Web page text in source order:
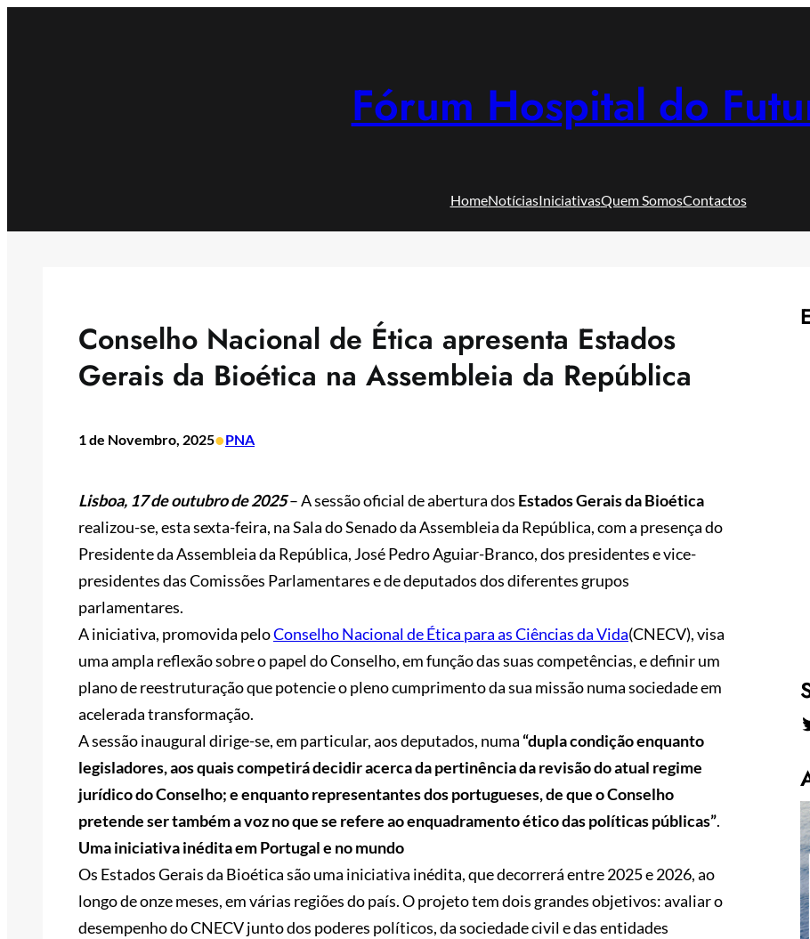
Fórum Hospital do
HomeNotíciasIniciativasQuem SomosContactos
Conselho Nacional de Ética apresenta Estados
Gerais da Bioética na Assembleia da República
1 de Novembro, 2025•PNA
Lisboa, 17 de outubro de 2025– A sessão oficial de abertura dos Estados Gerais da Bioética
realizou-se, esta sexta-feira, na Sala do Senado da Assembleia da República, com a presença do
Presidente da Assembleia da República, José Pedro Aguiar-Branco, dos presidentes e vice-
presidentes das Comissões Parlamentares e de deputados dos diferentes grupos
parlamentares.
A iniciativa, promovida peloConselho Nacional de Ética para as Ciências da Vida(CNECV), visa
uma ampla reflexão sobre o papel do Conselho, em função das suas competências, e definir um
plano de reestruturação que potencie o pleno cumprimento da sua missão numa sociedade em
acelerada transformação.
A sessão inaugural dirige-se, em particular, aos deputados, numa “dupla condição enquanto
legisladores, aos quais competirá decidir acerca da pertinência da revisão do atual regime
jurídico do Conselho; e enquanto representantes dos portugueses, de que o Conselho
pretende ser também a voz no que se refere ao enquadramento ético das políticas públicas”.
Uma iniciativa inédita em Portugal e no mundo
Os Estados Gerais da Bioética são uma iniciativa inédita, que decorrerá entre 2025 e 2026, ao
longo de onze meses, em várias regiões do país. O projeto tem dois grandes objetivos: avaliar o
desempenho do CNECV junto dos poderes políticos, da sociedade civil e das entidades
Twitter